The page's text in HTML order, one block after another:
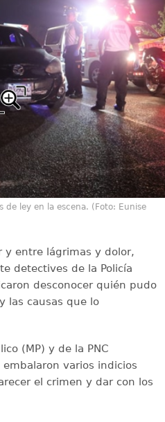
de ley en la escena. (Foto: Eunise
y entre lágrimas y dolor,
detectives de la Policía
desconocer quién pudo
las causas que lo
(MP) y de la PNC
varios indicios
el crimen y dar con los